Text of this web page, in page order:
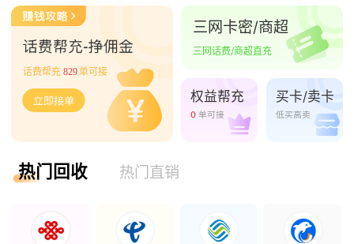
话费帮充 829单可接
三网卡密/商超
三网话费/商超直充
权益帮充
0 单可接
买卡/卖卡
低买高卖
热门回收 热门直销